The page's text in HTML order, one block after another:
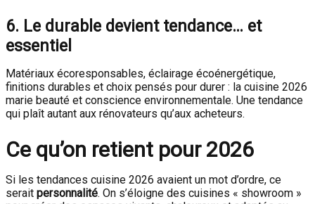
6. Le durable devient tendance… et
essentiel
Matériaux écoresponsables, éclairage écoénergétique,
finitions durables et choix pensés pour durer : la cuisine 2026
marie beauté et conscience environnementale. Une tendance
qui plaît autant aux rénovateurs qu’aux acheteurs.
Ce qu’on retient pour 2026
Si les tendances cuisine 2026 avaient un mot d’ordre, ce
serait personnalité. On s’éloigne des cuisines « showroom »